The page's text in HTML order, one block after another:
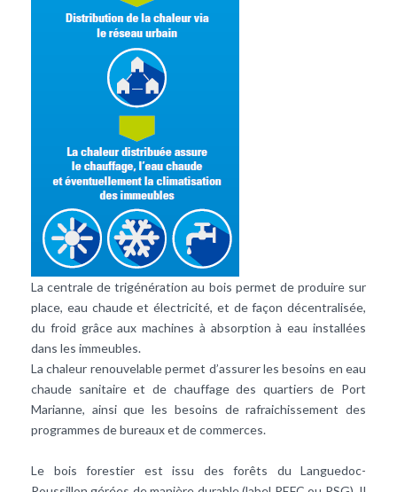
La centrale de trigénération au bois permet de produire sur
place, eau chaude et électricité, et de façon décentralisée,
du froid grâce aux machines à absorption à eau installées
dans les immeubles.
La chaleur renouvelable permet d’assurer les besoins en eau
chaude sanitaireet de chauffage des quartiers de Port
Marianne, ainsi que les besoins de rafraichissement des
programmes de bureaux et de commerces.
Le bois forestier est issu des forêts du Languedoc-